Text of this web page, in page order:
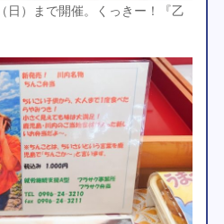
日）まで開催。くっきー！『乙